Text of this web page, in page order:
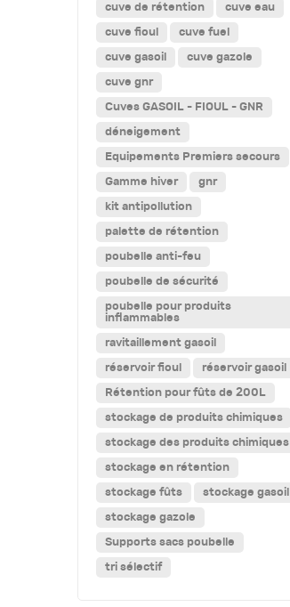
cuve de rétention cuve eau
cuve fioul cuve fuel
cuve gasoil cuve gazole
cuve gnr
Cuves GASOIL - FIOUL - GNR
déneigement
Equipements Premiers secours
Gamme hiver gnr
kit antipollution
palette de rétention
poubelle anti-feu
poubelle de sécurité
poubelle pour produits
inflammables
ravitaillement gasoil
réservoir fioul réservoir gasoil
Rétention pour fûts de 200L
stockage de produits chimiques
stockage des produits chimiques
stockage en rétention
stockage fûts stockage gasoil
stockage gazole
Supports sacs poubelle
tri sélectif